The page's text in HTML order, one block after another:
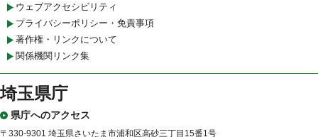
ウェブアクセシビリティ
プライバシーポリシー・免責事項
著作権・リンクについて
関係機関リンク集
埼玉県庁
県庁へのアクセス
〒330-9301 埼玉県さいたま市浦和区高砂三丁目15番1号